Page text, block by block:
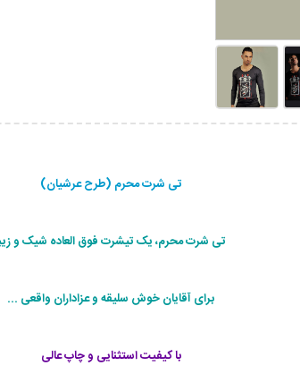
تی شرت محرم (طرح عرشیان)
تی شرت محرم، یک تیشرت فوق العاده شیک و
برای آقایان خوش سلیقه و عزاداران واقعی ...
با کیفیت استثنایی و چاپ عالی